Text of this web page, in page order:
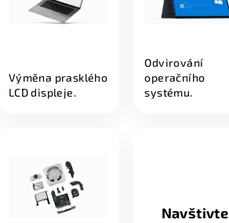
Výměna prasklého
LCD displeje.
Odvirování
operačního
systému.
Navštivte